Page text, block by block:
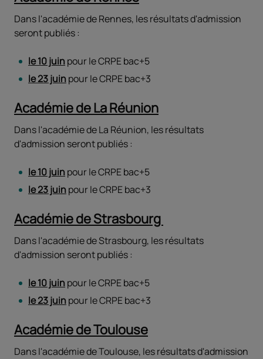
Dans l'académie de Rennes, les résultats d'admission
seront publiés :
le 10 juinpour le CRPE bac+5
le 23 juinpour le CRPE bac+3
Académie de La Réunion
Dans l'académie de La Réunion, les résultats
d'admission seront publiés :
le 10 juinpour le CRPE bac+5
le 23 juinpour le CRPE bac+3
Académie de Strasbourg
Dans l'académie de Strasbourg, les résultats
d'admission seront publiés :
le 10 juinpour le CRPE bac+5
le 23 juinpour le CRPE bac+3
Académie de Toulouse
Dans l'académie de Toulouse, les résultats d'admission